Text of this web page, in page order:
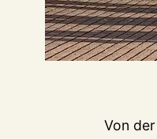
Von